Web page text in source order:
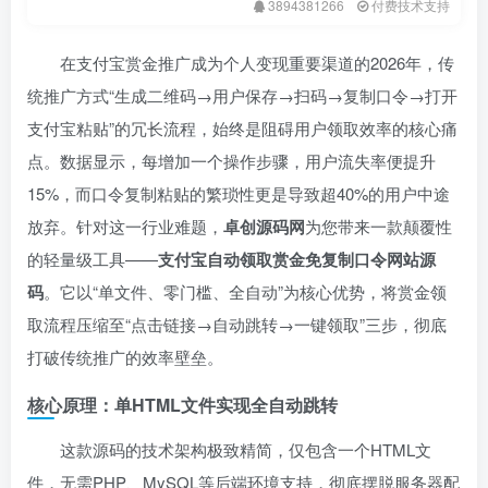
3894381266 付费技术支持
在支付宝赏金推广成为个人变现重要渠道的2026年，传
统推广方式“生成二维码→用户保存→扫码→复制口令→打开
支付宝粘贴”的冗长流程，始终是阻碍用户领取效率的核心痛
点。数据显示，每增加一个操作步骤，用户流失率便提升
15%，而口令复制粘贴的繁琐性更是导致超40%的用户中途
放弃。针对这一行业难题， 卓创源码网为您带来一款颠覆性
的轻量级工具——支付宝自动领取赏金免复制口令网站源
码。它以“单文件、零门槛、全自动”为核心优势，将赏金领
取流程压缩至“点击链接→自动跳转→一键领取”三步，彻底
打破传统推广的效率壁垒。
核心原理：单HTML文件实现全自动跳转
这款源码的技术架构极致精简，仅包含一个HTML文
件，无需PHP、MySQL等后端环境支持，彻底摆脱服务器配